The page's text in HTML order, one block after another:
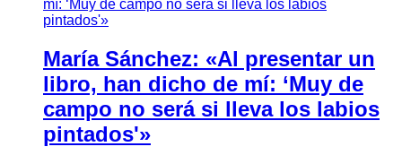
María Sánchez: «Al presentar un
libro, han dicho de mí: ‘Muy de
campo no será si lleva los labios
pintados'»